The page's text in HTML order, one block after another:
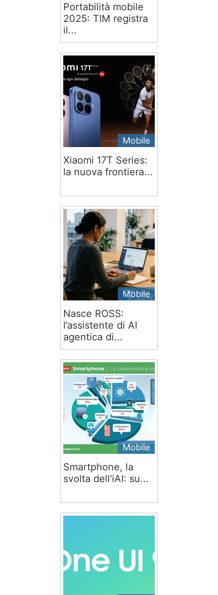
Portabilità mobile
2025: TIM registra
il...
Mobile
Xiaomi 17T Series:
la nuova frontiera...
Mobile
Nasce ROSS:
l’assistente di AI
agentica di...
Mobile
Smartphone, la
svolta dell'iAI: su...